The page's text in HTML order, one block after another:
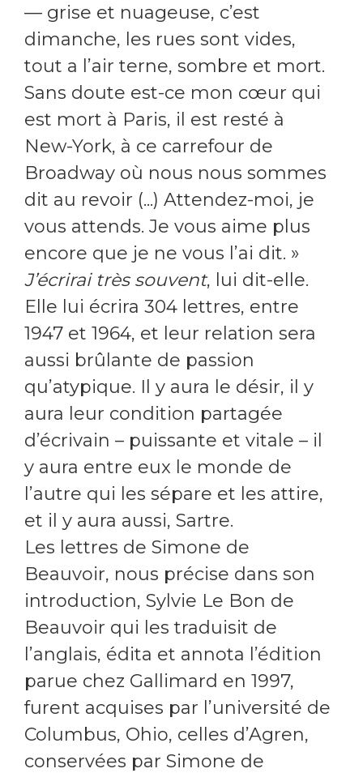
— grise et nuageuse, c’est
dimanche, les rues sont vides,
tout a l’air terne, sombre et mort.
Sans doute est-ce mon cœur qui
est mort à Paris, il est resté à
New-York, à ce carrefour de
Broadway où nous nous sommes
dit au revoir (...) Attendez-moi, je
vous attends. Je vous aime plus
encore que je ne vous l’ai dit. »
J’écrirai très souvent, lui dit-elle.
Elle lui écrira 304 lettres, entre
1947 et 1964, et leur relation sera
aussi brûlante de passion
qu’atypique. Il y aura le désir, il y
aura leur condition partagée
d’écrivain – puissante et vitale – il
y aura entre eux le monde de
l’autre qui les sépare et les attire,
et il y aura aussi, Sartre.
Les lettres de Simone de
Beauvoir, nous précise dans son
introduction, Sylvie Le Bon de
Beauvoir qui les traduisit de
l’anglais, édita et annota l’édition
parue chez Gallimard en 1997,
furent acquises par l’université de
Columbus, Ohio, celles d’Agren,
conservées par Simone de